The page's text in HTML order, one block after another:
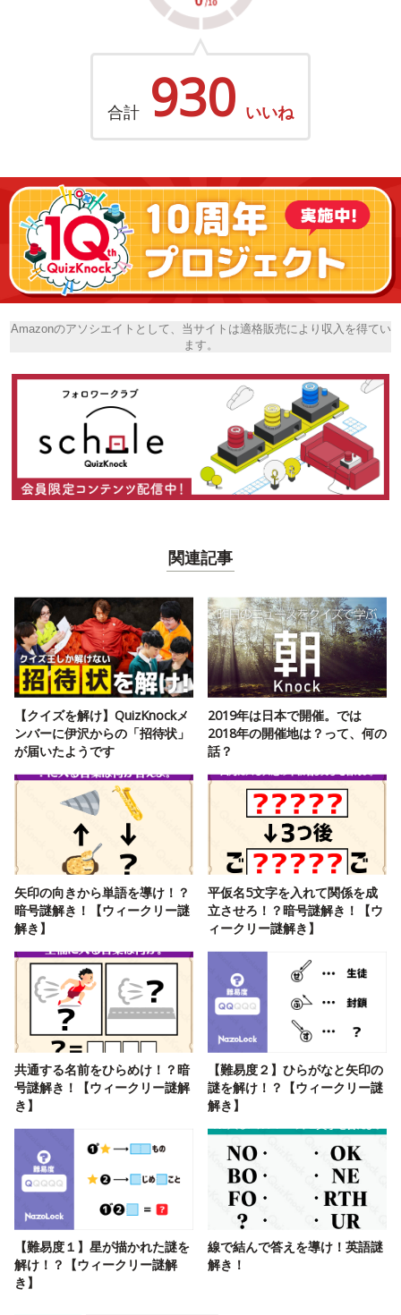
合計 930 いいね
Amazonのアソシエイトとして、当サイトは適格販売により収入を得てい
ます。
関連記事
【クイズを解け】QuizKnockメ
ンバーに伊沢からの「招待状」
が届いたようです
2019年は日本で開催。では
2018年の開催地は？って、何の
話？
矢印の向きから単語を導け！？
暗号謎解き！【ウィークリー謎
解き】
平仮名5文字を入れて関係を成
立させろ！？暗号謎解き！【ウ
ィークリー謎解き】
共通する名前をひらめけ！？暗
号謎解き！【ウィークリー謎解
き】
【難易度２】ひらがなと矢印の
謎を解け！？【ウィークリー謎
解き】
【難易度１】星が描かれた謎を
解け！？【ウィークリー謎解
き】
線で結んで答えを導け！英語謎
解き！